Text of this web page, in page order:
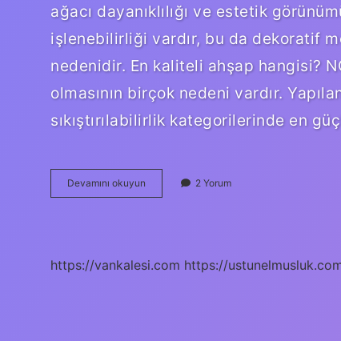
ağacı dayanıklılığı ve estetik
işlenebilirliği vardır, bu da dekoratif
nedenidir. En kaliteli ahşap hangisi?
olmasının birçok nedeni vardır.
sıkıştırılabilirlik kategorilerinde en
Devamını okuyun
Iyi
2 Yorum
https://vankalesi.com https://